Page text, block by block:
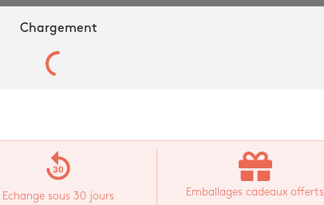
Chargement
replay_30
Echange sous 30 jours
Emballages cadeaux offerts